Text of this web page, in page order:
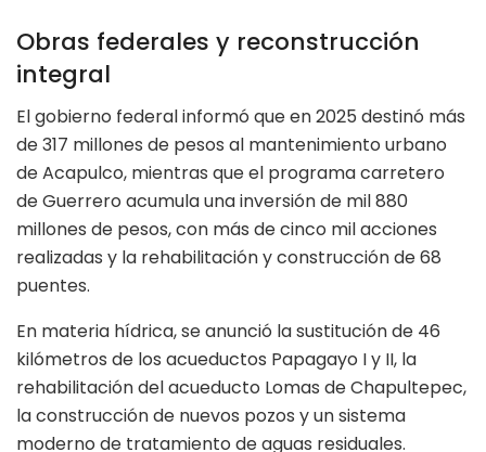
Obras federales y reconstrucción
integral
El gobierno federal informó que en 2025 destinó más
de 317 millones de pesos al mantenimiento urbano
de Acapulco, mientras que el programa carretero
de Guerrero acumula una inversión de mil 880
millones de pesos, con más de cinco mil acciones
realizadas y la rehabilitación y construcción de 68
puentes.
En materia hídrica, se anunció la sustitución de 46
kilómetros de los acueductos Papagayo I y II, la
rehabilitación del acueducto Lomas de Chapultepec,
la construcción de nuevos pozos y un sistema
moderno de tratamiento de aguas residuales.